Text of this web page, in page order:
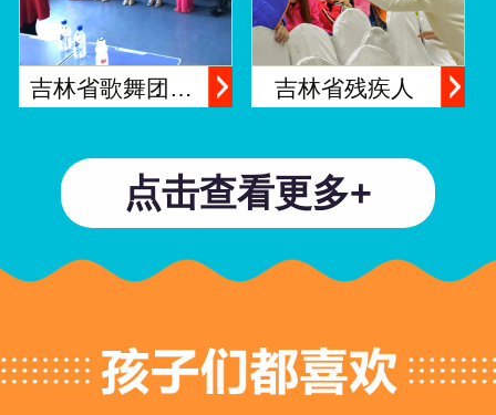
吉林省歌舞团… 吉林省残疾人
点击查看更多+